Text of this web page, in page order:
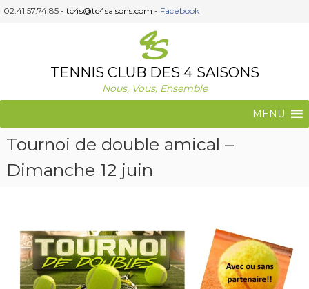
A02.41.57.74.85 - tc4s@tc4saisons.com - Facebook
TENNIS CLUB DES 4 SAISONS
Nous, Vous, Ensemble
MENU
Tournoi de double amical –
Dimanche 12 juin